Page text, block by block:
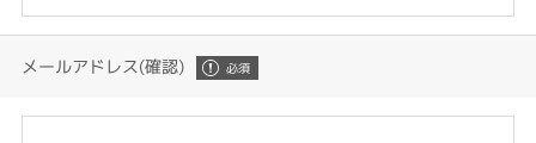
メールアドレス(確認)